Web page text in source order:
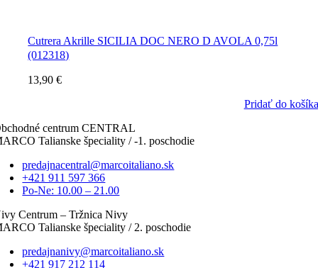
Cutrera Akrille SICILIA DOC NERO D AVOLA 0,75l
(012318)
13,90€
Pridať do košíka
centrum CENTRAL
Talianske špeciality / -1. poschodie
predajnacentral@marcoitaliano.sk
+421 911 597 366
Po-Ne: 10.00 – 21.00
Centrum – Tržnica Nivy
Talianske špeciality / 2. poschodie
predajnanivy@marcoitaliano.sk
+421 917 212 114